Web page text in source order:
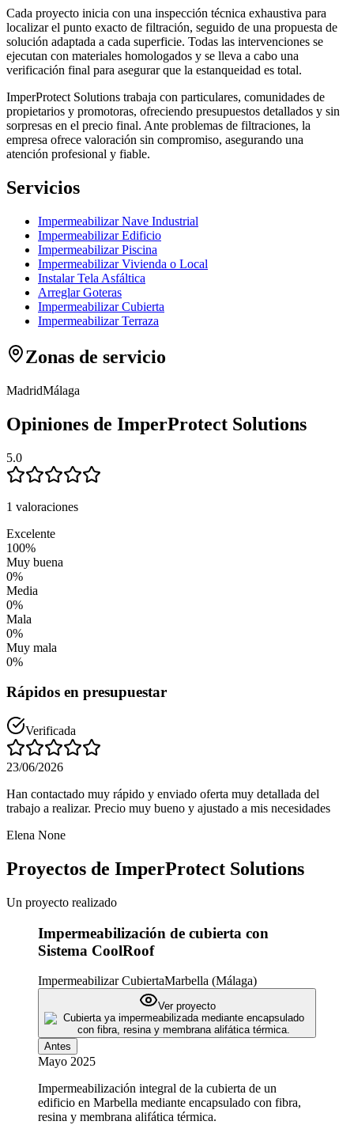
Cada proyecto inicia con una inspección técnica exhaustiva para
localizar el punto exacto de filtración, seguido de una propuesta de
solución adaptada a cada superficie. Todas las intervenciones se
ejecutan con materiales homologados y se lleva a cabo una
verificación final para asegurar que la estanqueidad es total.
ImperProtect Solutions trabaja con particulares, comunidades de
propietarios y promotoras, ofreciendo presupuestos detallados y sin
sorpresas en el precio final. Ante problemas de filtraciones, la
empresa ofrece valoración sin compromiso, asegurando una
atención profesional y fiable.
Servicios
Impermeabilizar Nave Industrial
Impermeabilizar Edificio
Impermeabilizar Piscina
Impermeabilizar Vivienda o Local
Instalar Tela Asfáltica
Arreglar Goteras
Impermeabilizar Cubierta
Impermeabilizar Terraza
Zonas de servicio
MadridMálaga
Opiniones de ImperProtect Solutions
5.0
1 valoraciones
Excelente
100%
Muy buena
0%
Media
0%
Mala
0%
Muy mala
0%
Rápidos en presupuestar
Verificada
23/06/2026
Han contactado muy rápido y enviado oferta muy detallada del
trabajo a realizar. Precio muy bueno y ajustado a mis necesidades
Elena None
Proyectos de ImperProtect Solutions
Un proyecto realizado
Impermeabilización de cubierta con
Sistema CoolRoof
Impermeabilizar CubiertaMarbella (Málaga)
Ver proyecto
Antes
Mayo 2025
Impermeabilización integral de la cubierta de un
edificio en Marbella mediante encapsulado con fibra,
resina y membrana alifática térmica.